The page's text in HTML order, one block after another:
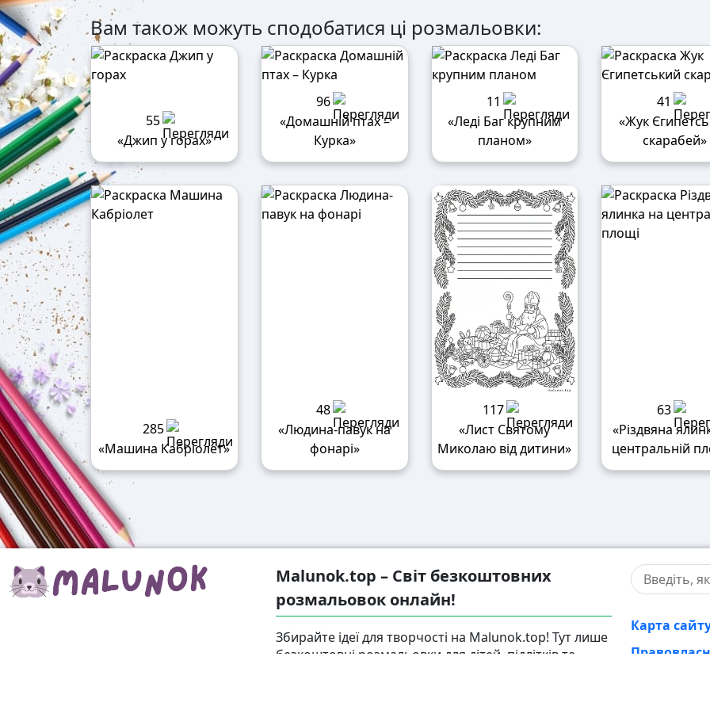
Вам також можуть сподобатися ці розмальовки:
55
«Джип у горах»
96
«Домашній птах –
Курка»
11
«Леді Баг крупним
планом»
41
«Жук
скарабей»
285
«Машина Кабріолет»
48
«Людина-павук на
фонарі»
117
«Лист Святому
Миколаю від дитини»
63
«Різдвяна
центральній
Malunok.top – Світ безкоштовних
розмальовок онлайн!
Збирайте ідеї для творчості на Malunok.top! Тут лише
безкоштовні розмальовки для дітей, підлітків та
Карта